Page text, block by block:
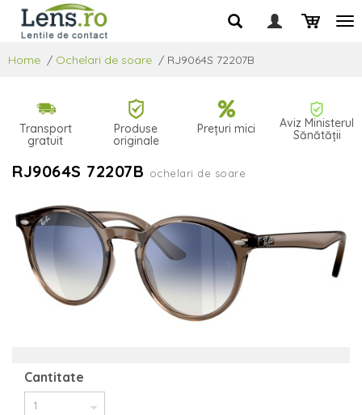
Home / Ochelari de soare / RJ9064S 72207B
Transport
gratuit
Produse
originale
Prețuri mici
Aviz Ministerul
Sănătății
RJ9064S 72207B ochelari de soare
Cantitate